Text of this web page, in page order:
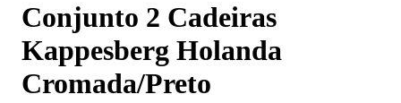
Conjunto 2 Cadeiras
Kappesberg Holanda
Cromada/Preto